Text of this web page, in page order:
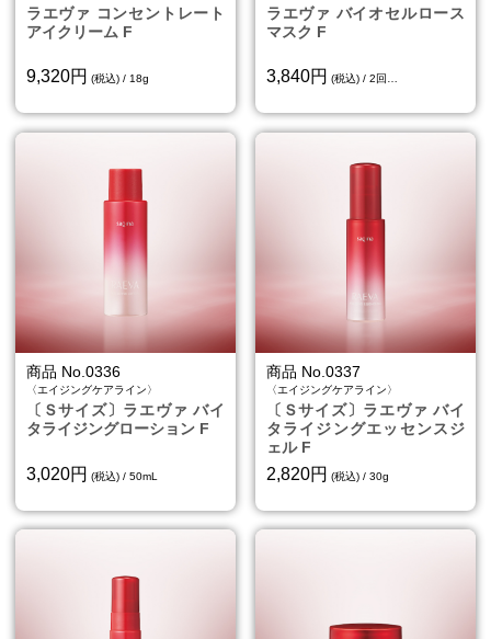
ラエヴァ コンセントレート
アイクリーム F
9,320円 (税込) / 18g
ラエヴァ バイオセルロース
マスク F
3,840円 (税込) / 2回…
商品 No.0336
〈エイジングケアライン〉
〔Ｓサイズ〕ラエヴァ バイ
タライジングローション F
3,020円 (税込) / 50mL
商品 No.0337
〈エイジングケアライン〉
〔Ｓサイズ〕ラエヴァ バイ
タライジングエッセンスジ
ェル F
2,820円 (税込) / 30g